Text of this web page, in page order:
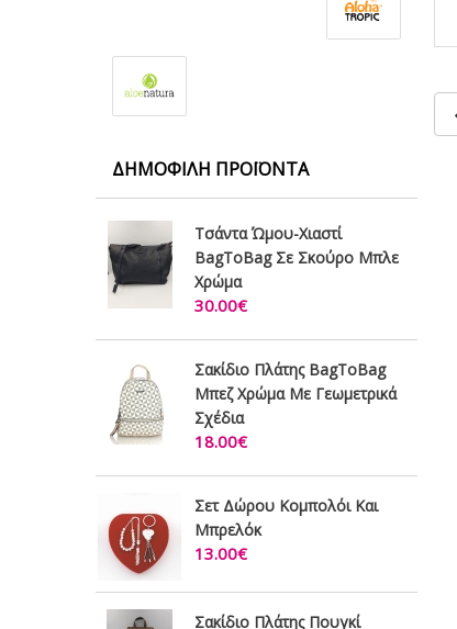
ΔΗΜΟΦΙΛΉ ΠΡΟΪΌΝΤΑ
Τσάντα Ώμου-Χιαστί
BagToBag Σε Σκούρο Μπλε
Χρώμα
30.00€
Σακίδιο Πλάτης BagToBag
Mπεζ Χρώμα Με Γεωμετρικά
Σχέδια
18.00€
Σετ Δώρου Κομπολόι Και
Μπρελόκ
13.00€
Σακίδιο Πλάτης Πουγκί